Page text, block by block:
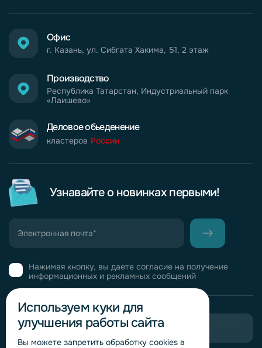
Деловое обьеденение
кластеров России
Производство
Республика Татарстан, Индустриальный парк
«Лаишево»
Офис
г. Казань, ул. Сибгата Хакима, 51, 2 этаж
Узнавайте о новинках первыми!
Нажимая кнопку, вы даете согласие на получение
информационных и рекламных сообщений
Пригласить в тендер
Используем куки для
улучшения работы сайта
Вы можете запретить обработку сookies в